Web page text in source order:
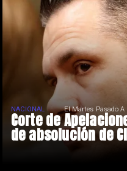
Corte de
de absolución de
NACIONAL El Martes Pasado A